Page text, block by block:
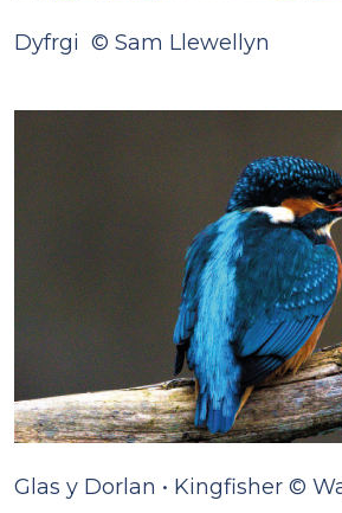
Dyfrgi © Sam Llewellyn
Glas y Dorlan • Kingfisher ©